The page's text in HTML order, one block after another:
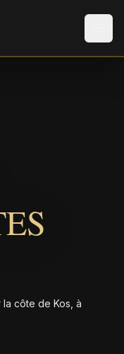
côte de Kos, à